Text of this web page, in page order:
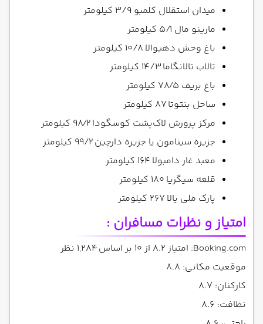
میدان استقلال کلمبو ۳/۹ کیلومتر
مارینو مال ۵/۱ کیلومتر
باغ وحش دهیوالا ۱۰/۸ کیلومتر
تالاب تالانگاما ۱۴/۳ کیلومتر
باغ بریف ۷۸/۵ کیلومتر
ساحل بنتوتا ۸۷ کیلومتر
مرکز پرورش لاک‌پشت کوسگودا ۹۸/۲ کیلومتر
جزیره سینامون یا جزیره دارچین ۹۹/۲ کیلومتر
معبد غار دامبولا ۱۶۴ کیلومتر
قلعه سیگریا ۱۸۰ کیلومتر
پارک ملی یالا ۲۶۷ کیلومتر
امتیاز و نظرات مسافران :
Booking.com: امتیاز 8.2 از 10 بر اساس 1,284 نظر
موقعیت مکانی: 8.8
کارکنان: 8.7
نظافت: 8.6